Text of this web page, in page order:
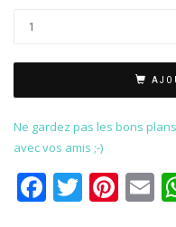
Ne gardez pas les bons
avec vos amis ;-)
Facebook